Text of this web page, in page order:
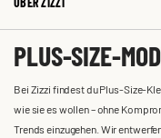
PLUS-SIZE-
Bei Zizzi findest du Plus-Size-
wie sie es wollen – ohne
Trends einzugehen. Wir